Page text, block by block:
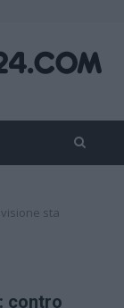
sta
contro